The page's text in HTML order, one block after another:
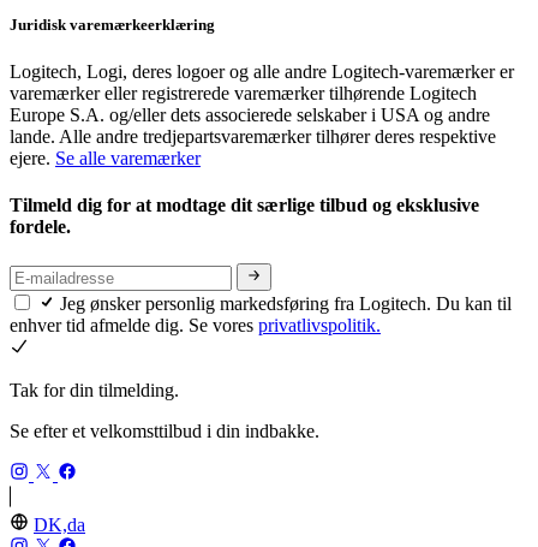
Juridisk varemærkeerklæring
Logitech, Logi, deres logoer og alle andre Logitech-varemærker er
varemærker eller registrerede varemærker tilhørende Logitech
Europe S.A. og/eller dets associerede selskaber i USA og andre
lande. Alle andre tredjepartsvaremærker tilhører deres respektive
ejere. Se alle varemærker
Tilmeld dig for at modtage dit særlige tilbud og eksklusive
fordele.
Jeg ønsker personlig markedsføring fra Logitech. Du kan til
enhver tid afmelde dig. Se vores privatlivspolitik.
Tak for din tilmelding.
Se efter et velkomsttilbud i din indbakke.
DK,da